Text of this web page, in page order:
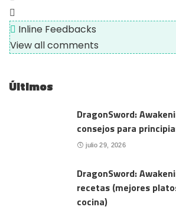
Inline Feedbacks
View all comments
Últimos
DragonSword:
consejos para
julio 29, 2026
DragonSword:
recetas (mejores
cocina)